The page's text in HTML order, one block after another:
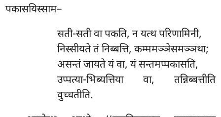
पकासयिस्साम–
सती-सतीवा पकति, न यत्थ परिणामिनी,
निस्सीयते तं निब्बत्ति, कम्ममञ्ञेसमञ्ञथा;
असन्तं जायते यं वा, यं सन्तमप्पकासति,
उप्पत्या-भिब्यत्तिया वा, तन्निब्बत्तीति
वुच्चतीति.